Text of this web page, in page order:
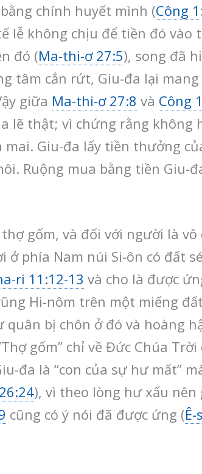
chính huyết mình (Công
lễ không chịu để tiền đó
đó (Ma-thi-ơ 27:5), song đã
tâm cắn rứt, Giu-đa lại
giữa Ma-thi-ơ 27:8 và Công
lẽ thật; vì chứng rằng không
mai. Giu-đa lấy tiền thưởng
Ruộng mua bằng tiền Giu-
gốm, và đối với người là
ở phía Nam núi Si-ôn có đất
ri 11:12-13 và cho là được
Hi-nôm trên một miếng
bị chôn ở đó và hoàng
gốm” chỉ về Đức Chúa
đa là “con của sự hư mất”
), vì theo lòng hư xấu
cũng có ý nói đã được ứng (